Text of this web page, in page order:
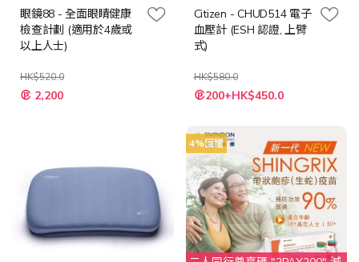
眼鏡88 - 全面眼睛健康
檢查計劃 (適用於4歲或
以上人士)
HK$520.0
特
殊 2,200
Citizen - CHUD514 電子
血壓計 (ESH 認證, 上臂
式)
HK$580.0
特
殊 200+HK$450.0
4%回贈